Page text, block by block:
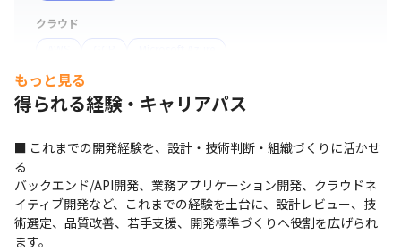
【技術支援・設計レビュー】
談、開発方針の検討、品質改善、ナレッジ共有
使用技術：
GitHub、GitHub Actions、各種設計ドキュメント、API
設計書、ER図、アーキテクチャ図、レビュー記録
リモートでの業務が8割を超えており、柔軟なワークスタ
イルが可能です。
クラウド
サーバー・OS
Linux
プロジェクト管理
支給PC
Windows
もっと見る
得られる経験・キャリアパス
■ これまでの開発経験を、設計・技術判断・組織づくりに活かせ
る
バックエンド/API開発、業務アプリケーション開発、クラウドネ
イティブ開発など、これまでの経験を土台に、設計レビュー、技
術選定、品質改善、若手支援、開発標準づくりへ役割を広げられ
ます。